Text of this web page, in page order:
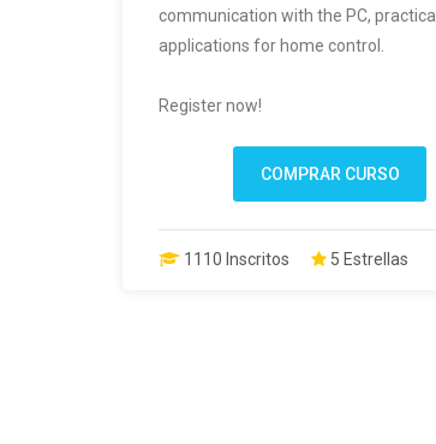
communication with the PC, practical
applications for home control.
Register now!
COMPRAR CURSO
1110 Inscritos 5 Estrellas